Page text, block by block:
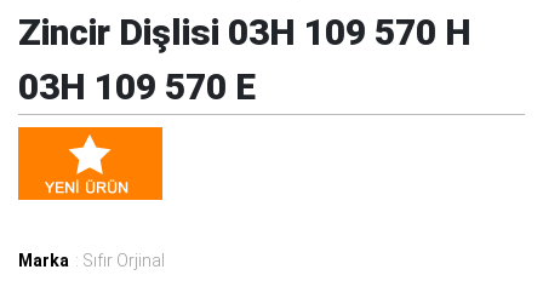
Zincir Dişlisi 03H 109 570 H
03H 109 570 E
Marka : Sıfır Orjinal